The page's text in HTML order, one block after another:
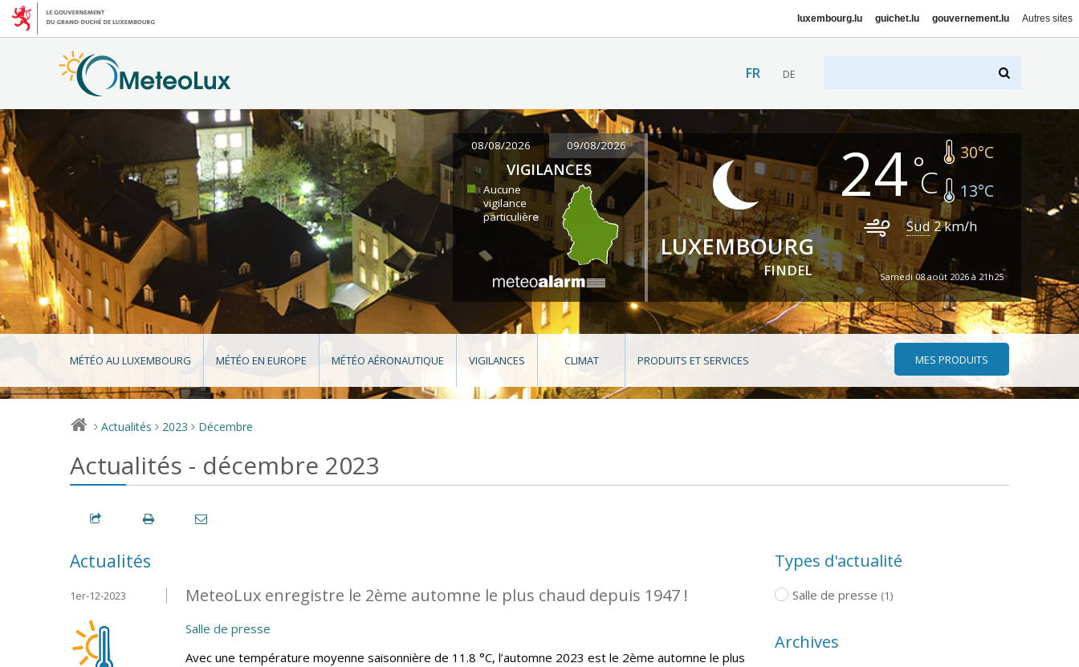
luxembourg.lu guichet.lu gouvernement.lu Autres sites
FR DE
08/08/2026 09/08/2026
VIGILANCES
Aucune
vigilance
particulière
LUXEMBOURG
FINDEL
24 30°C
13°C
Sud 2km/h
Samedi 08 août 2026 à 21h25
MÉTÉO AU LUXEMBOURG MÉTÉO EN EUROPE MÉTÉO AÉRONAUTIQUE VIGILANCES CLIMAT PRODUITS ET SERVICES MES PRODUITS
> Actualités > 2023 > Décembre
Actualités - décembre 2023
Actualités
MeteoLux enregistre le 2ème automne le plus chaud depuis 1947 !
1er-12-2023
Salle de presse
Avec une température moyenne saisonnière de 11.8 °C, l’automne 2023 est le 2ème automne le plus
Types d'actualité
Salle de presse (1)
Archives